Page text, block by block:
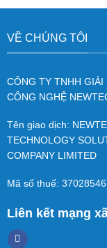
VỀ CHÚNG TÔI
CÔNG TY TNHH GIẢI
CÔNG NGHỆ
Tên giao dịch:
TECHNOLOGY
COMPANY LIMITED
Mã số thuế:
Liên kết mạng